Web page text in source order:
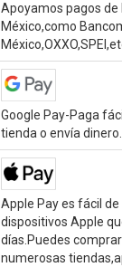
Apoyamos pagos de
México,como
Google Pay-Paga
tienda o envía dinero.
Apple Pay es fácil
dispositivos Apple
días.Puedes
numerosas